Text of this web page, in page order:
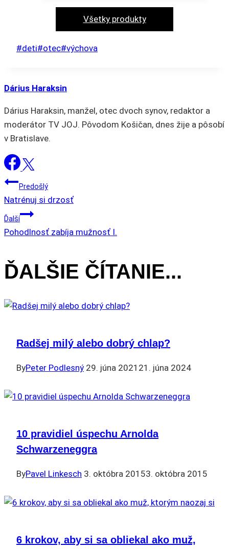
produkt
viacero
variantov.
môžete
na
stránke
produktu.
Všetky produkty
Post
#deti#otec#výchova
Dárius Haraksin
Dárius Haraksin, manžel, otec dvoch synov, redaktor a
moderátor TV JOJ. Pôvodom Košičan, dnes žije a pôsobí
v Bratislave.
NAVIGÁCIA
V
Predošlý
Natrénuj si drzosť
Ďalší
Pohodlnosť zabíja mužnosť I.
ĎALŠIE ČÍTANIE...
Radšej milý alebo dobrý chlap?
ByPeter Podlesný 29. júna 2021 21. júna 2024
10 pravidiel úspechu Arnolda
Schwarzeneggra
ByPavel Linkesch 3. októbra 20153. októbra 2015
6 krokov, aby si sa obliekal ako muž,